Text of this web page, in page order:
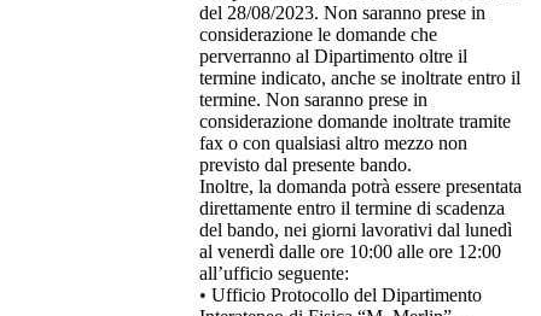
del 28/08/2023. Non saranno prese in
considerazione le domande che
perverranno al Dipartimento oltre il
termine indicato, anche se inoltrate entro il
termine. Non saranno prese in
considerazione domande inoltrate tramite
fax o con qualsiasi altro mezzo non
previsto dal presente bando.
Inoltre, la domanda potrà essere presentata
direttamente entro il termine di scadenza
del bando, nei giorni lavorativi dal lunedì
al venerdì dalle ore 10:00 alle ore 12:00
all’ufficio seguente:
• Ufficio Protocollo del Dipartimento